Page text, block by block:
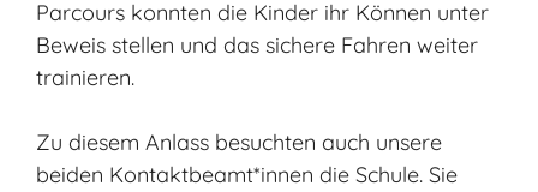
Parcours konnten die Kinder ihr Können unter
Beweis stellen und das sichere Fahren weiter
trainieren.
Zu diesem Anlass besuchten auch unsere
beiden Kontaktbeamt*innen die Schule. Sie